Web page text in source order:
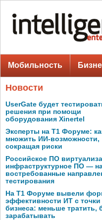
Мобильность
Новости
UserGate будет
решения при помощи
оборудования Xinertel
Эксперты на Т1 Форуме:
множить ИИ-возможности,
сокращая риски
Российское ПО
инфраструктурное ПО —
востребованные
тестирования
На Т1 Форуме вывели
эффективности ИТ с точки
бизнеса: меньше тратить,
зарабатывать